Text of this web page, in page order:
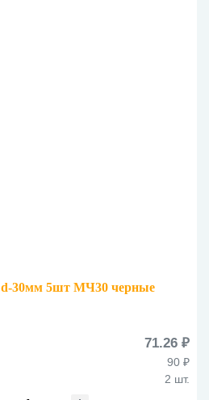
d-30мм 5шт МЧ30 черные
71.26 ₽
90 ₽
2 шт.